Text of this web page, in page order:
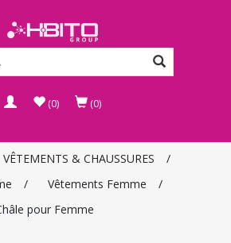
(0) (0)
VÊTEMENTS & CHAUSSURES
/
/ Vêtements Femme
/
pour Femme